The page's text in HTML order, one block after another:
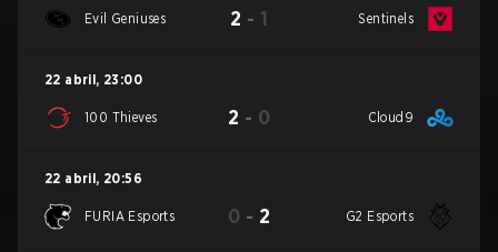
Evil Geniuses 2 - 1 Sentinels
22 abril, 23:00
100 Thieves 2 - 0 Cloud9
22 abril, 20:56
FURIA Esports 0 - 2 G2 Esports